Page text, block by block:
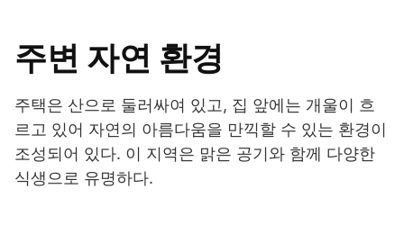
주변 자연 환경
주택은 산으로 둘러싸여 있고, 집 앞에는 개울이 흐
르고 있어 자연의 아름다움을 만끽할 수 있는 환경이
조성되어 있다. 이 지역은 맑은 공기와 함께 다양한
식생으로 유명하다.